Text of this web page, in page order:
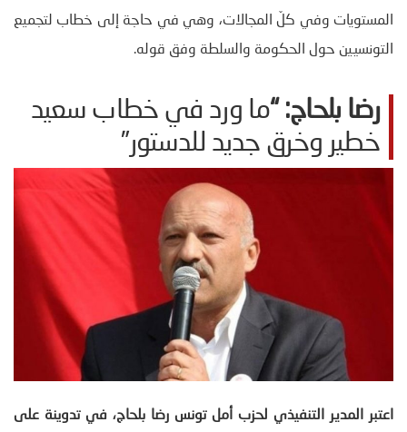
المستويات وفي كلّ المجالات، وهي في حاجة إلى خطاب لتجميع
التونسيين حول الحكومة والسلطة وفق قوله.
رضا بلحاج: “ما ورد في خطاب سعيد
خطير وخرق جديد للدستور”
اعتبر المدير التنفيذي لحزب أمل تونس رضا بلحاج، في تدوينة على